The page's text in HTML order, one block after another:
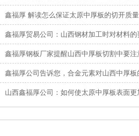
鑫福厚 解读怎么保证太原中厚板的切开质量
鑫福厚贸易公司：山西钢材加工时对材料的
鑫福厚钢板厂家提醒山西中厚板切割中要
鑫福厚公司告诉您，合金元素对山西中厚板
山西鑫福厚公司：如何使太原中厚板表面更